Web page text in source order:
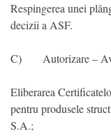
Respingerea unei
decizii a ASF.
C) Autorizare –
Eliberarea
pentru produsele
S.A.;